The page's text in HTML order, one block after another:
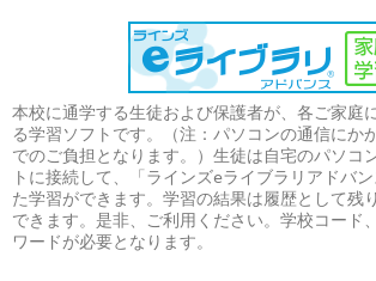
本校に通学する生徒および保護者が、各ご家庭
る学習ソフトです。（注：パソコンの通信にか
でのご負担となります。）生徒は自宅のパソコ
トに接続して、「ラインズeライブラリアドバ
た学習ができます。学習の結果は履歴として残
できます。是非、ご利用ください。学校コード
ワードが必要となります。